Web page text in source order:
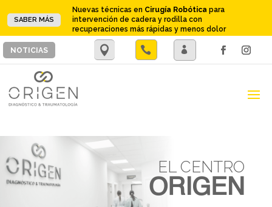
SABER MÁS
Nuevas técnicas en Cirugía Robótica para
intervención de cadera y rodilla con
recuperaciones más rápidas y menos dolor
NOTICIAS 
EL CENTRO
ORIGEN